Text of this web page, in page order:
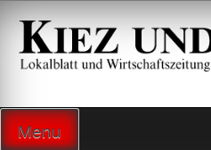
Zum
Inhalt
springen
Menu